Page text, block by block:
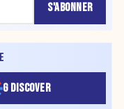
S'ABONNER
G DISCOVER